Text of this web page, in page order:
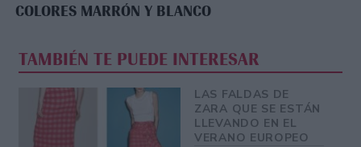
COLORES MARRÓN Y BLANCO
TAMBIÉN TE PUEDE INTERESAR
LAS FALDAS DE
ZARA QUE SE ESTÁN
LLEVANDO EN EL
VERANO EUROPEO